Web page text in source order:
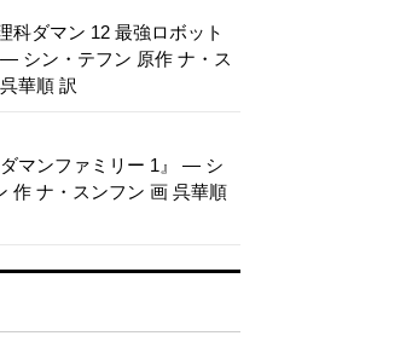
科ダマン 12 最強ロボット
シン・テフン 原作 ナ・ス
華順 訳
ダマンファミリー 1』 — シ
作 ナ・スンフン 画 呉華順